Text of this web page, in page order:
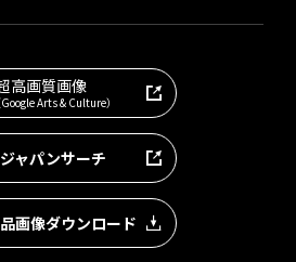
高画質画像
Google Arts & Culture）
ジャパンサーチ
画像ダウンロード